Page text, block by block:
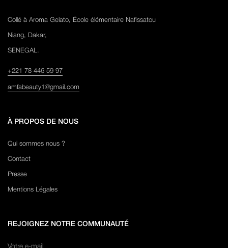
Collé à Aroma Gelato, École élémentaire Nafissatou
Niang, Dakar,
SENEGAL.
+221 78 446 59 97
amfabeauty1@gmail.com
À PROPOS DE NOUS
Qui sommes nous ?
Contact
Presse
Mentions Légales
REJOIGNEZ NOTRE COMMUNAUTÉ